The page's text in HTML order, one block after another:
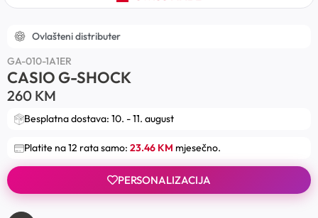
Ovlašteni distributer
GA-010-1A1ER
CASIO G-SHOCK
260 KM
Besplatna dostava: 10. - 11. august
Platite na 12 rata samo: 23.46 KM mjesečno.
PERSONALIZACIJA